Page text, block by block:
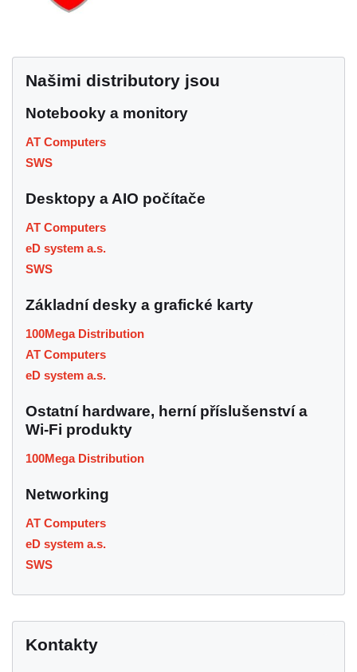
Našimi distributory jsou
Notebooky a monitory
AT Computers
SWS
Desktopy a AIO počítače
AT Computers
eD system a.s.
SWS
Základní desky a grafické karty
100Mega Distribution
AT Computers
eD system a.s.
Ostatní hardware, herní příslušenství a
Wi-Fi produkty
100Mega Distribution
Networking
AT Computers
eD system a.s.
SWS
Kontakty